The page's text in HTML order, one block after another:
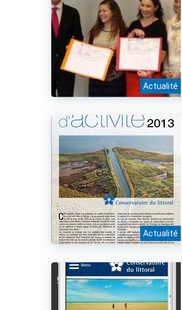
Actualité
Actualité